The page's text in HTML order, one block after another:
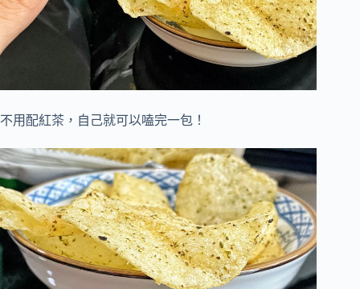
不用配紅茶，自己就可以嗑完一包！